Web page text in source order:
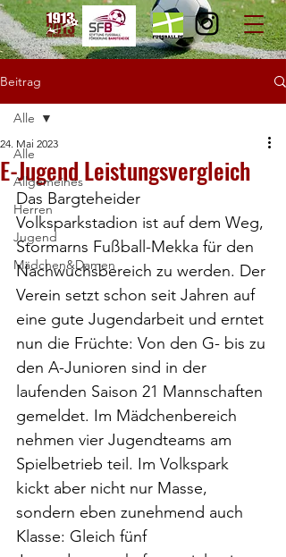
Beitrag
Alle
Allgemeines
Herren
Jugend
Mädchen&Damen
Alle
E-Jugend Leistungsvergleich
24. Mai 2023
Das Bargteheider
Volksparkstadion ist auf dem Weg,
Stormarns Fußball-Mekka für den
Nachwuchsbereich zu werden. Der
Verein setzt schon seit Jahren auf
eine gute Jugendarbeit und erntet
nun die Früchte: Von den G- bis zu
den A-Junioren sind in der
laufenden Saison 21 Mannschaften
gemeldet. Im Mädchenbereich
nehmen vier Jugendteams am
Spielbetrieb teil. Im Volkspark
kickt aber nicht nur Masse,
sondern eben zunehmend auch
Klasse: Gleich fünf